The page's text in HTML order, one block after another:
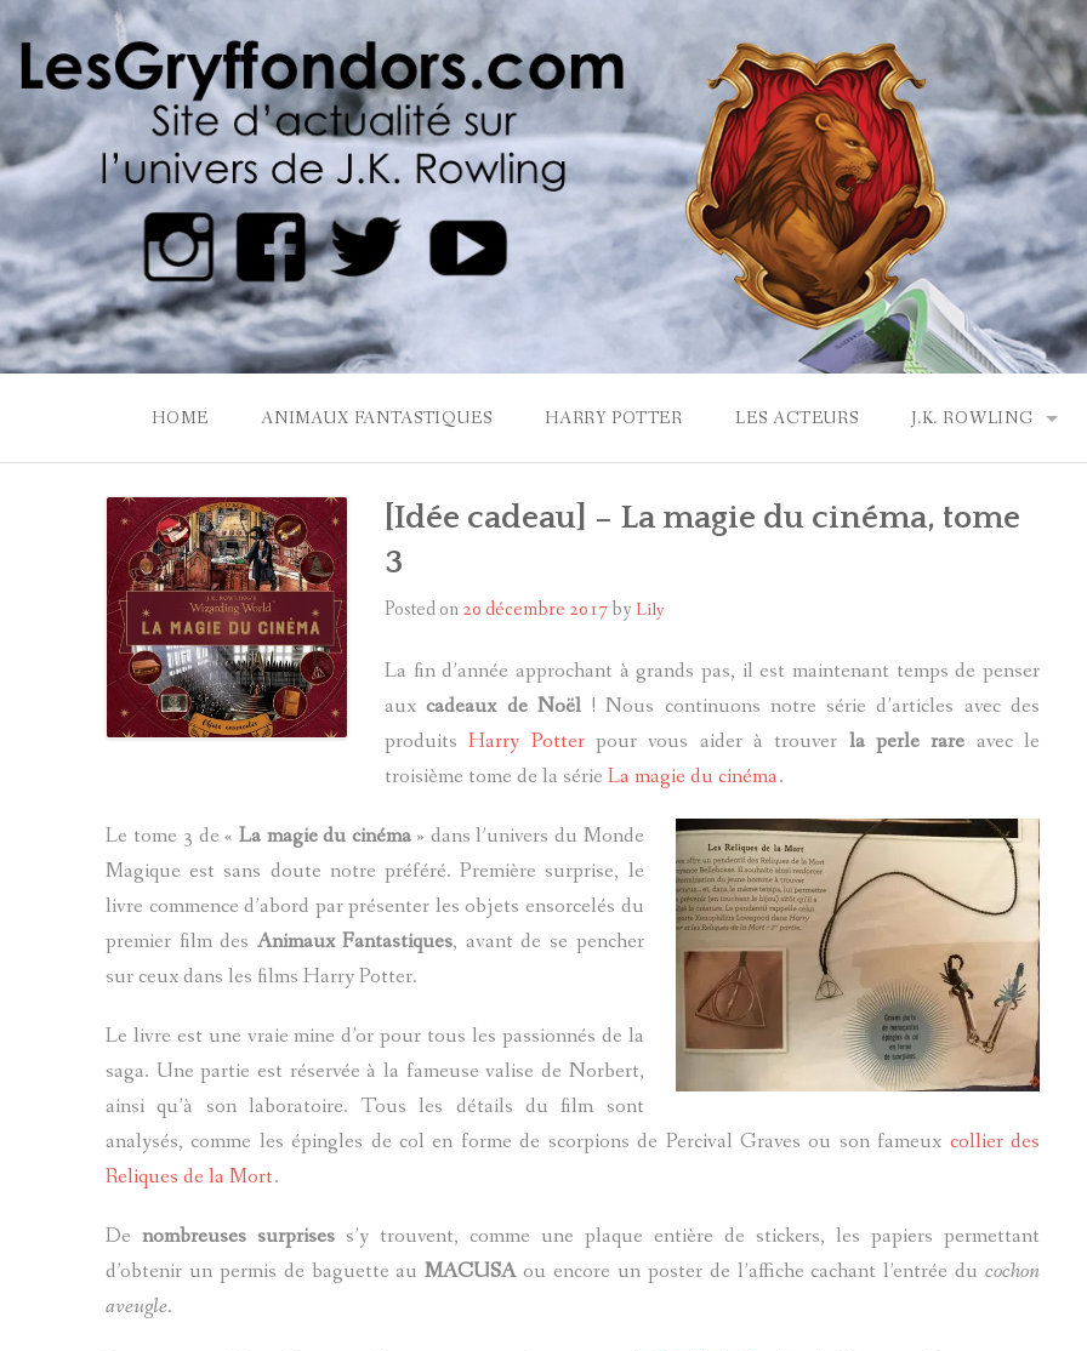
Skip
to
content
HOME ANIMAUX FANTASTIQUES HARRY POTTER LES ACTEURS J.K. ROWLING
[Idée cadeau] – La magie du cinéma, tome
3
Posted on20 décembre 2017by Lily
La fin d’année approchant à grands pas, il est maintenant temps de penser
auxcadeaux de Noël! Nous continuons notre série d’articles avec des
produitsHarry Potterpour vous aider à trouver la perle rare avec le
troisième tome de la série La magie du cinéma.
Le tome 3 de « La magie du cinéma» dans l’univers du Monde
Magique est sans doute notre préféré. Première surprise, le
livre commence d’abord par présenter les objets ensorcelés du
premier film des Animaux Fantastiques, avant de se pencher
sur ceux dans les films Harry Potter.
Le livre est une vraie mine d’or pour tous les passionnés de la
saga. Une partie est réservée à la fameuse valise de Norbert,
ainsi qu’à son laboratoire. Tous les détails du film sont
analysés, comme les épingles de col en forme de scorpions de Percival Graves ou son fameux collier des
Reliques de la Mort.
De nombreuses surprises s’y trouvent, comme une plaque entière de stickers, les papiers permettant
d’obtenir un permis de baguette auMACUSAou encore un poster de l’affiche cachant l’entrée du cochon
aveugle.